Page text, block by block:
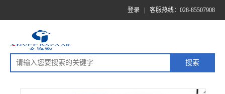
登录 客服热线：028-85507908